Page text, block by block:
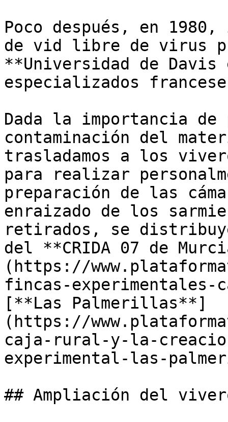
Poco después, en
de vid libre de virus
**Universidad de
especializados
Dada la importancia
contaminación del
trasladamos a los
para realizar
preparación de las
enraizado de los
retirados, se
del **CRIDA 07 de
(https://
fincas-
[**Las Palmerillas**]
(https://
caja-rural-y-la-
experimental-las-
## Ampliación del